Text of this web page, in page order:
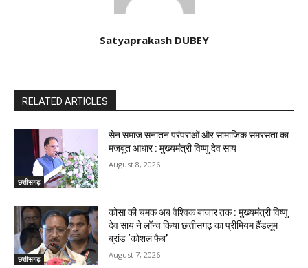
Satyaprakash DUBEY
RELATED ARTICLES
छत्तीसगढ़
सेन समाज सनातन परंपराओं और सामाजिक समरसता का
मजबूत आधार : मुख्यमंत्री विष्णु देव साय
August 8, 2026
छत्तीसगढ़
कोसा की चमक अब वैश्विक बाजार तक : मुख्यमंत्री विष्णु
देव साय ने लॉन्च किया छत्तीसगढ़ का प्रीमियम हैंडलूम
ब्रांड ‘कोशल फैब’
August 7, 2026